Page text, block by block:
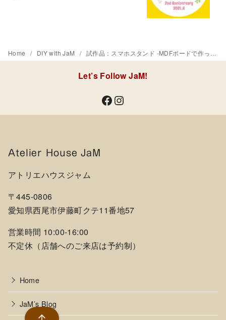
Home DIY with JaM 試作品：スマホスタンド -MDFボードで作ってみました-
Let’s Follow JaM!
Facebook Instagram
Atelier House JaM
アトリエハウスジャム
〒445-0806
愛知県西尾市伊藤町クテ11番地57
営業時間 10:00-16:00
不定休（店舗へのご来店は予約制）
Home
JaM’s Blog